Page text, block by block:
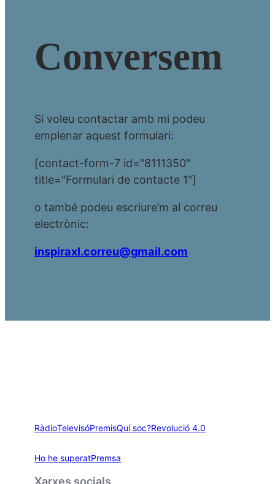
Conversem
Si voleu contactar amb mi podeu
emplenar aquest formulari:
[contact-form-7 id="8111350"
title="Formulari de contacte 1"]
o també podeu escriure’m al correu
electrònic:
inspiraxl.correu@gmail.com
RàdioTelevisóPremisQuí soc?Revolució 4.0
Ho he superatPremsa
Xarxes socials